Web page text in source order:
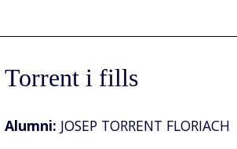
Torrent i fills
Alumni: JOSEP TORRENT FLORIACH